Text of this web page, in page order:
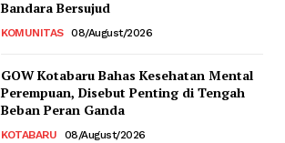
Bandara Bersujud
KOMUNITAS 08/August/2026
GOW Kotabaru Bahas Kesehatan Mental
Perempuan, Disebut Penting di Tengah
Beban Peran Ganda
KOTABARU 08/August/2026